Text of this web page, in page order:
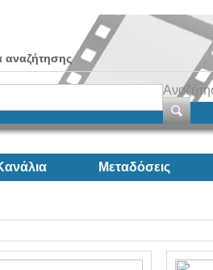
Μεταδόσεις